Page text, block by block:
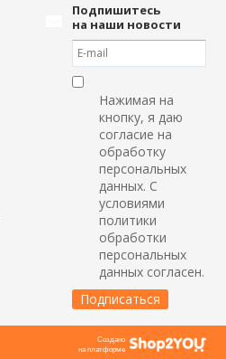
Подпишитесь
на наши новости
Нажимая на
кнопку, я даю
согласие на
обработку
персональных
данных. С
условиями
политики
обработки
персональных
данных согласен.
Создано
на платформе